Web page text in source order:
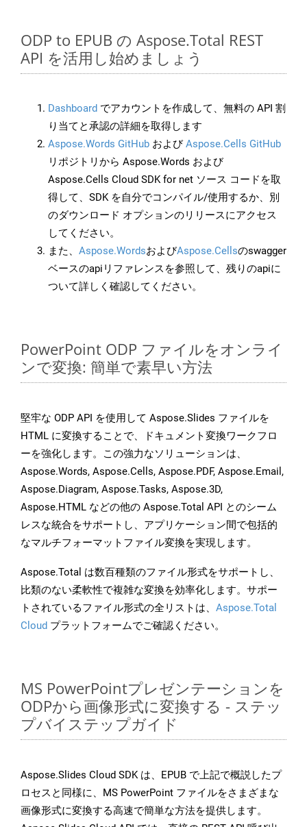
ODP to EPUB の Aspose.Total REST
API を活用し始めましょう
Dashboard でアカウントを作成して、無料の API 割
り当てと承認の詳細を取得します
Aspose.Words GitHub およびAspose.Cells GitHub
リポジトリから Aspose.Words および
Aspose.Cells Cloud SDK for net ソース コードを取
得して、SDK を自分でコンパイル/使用するか、別
のダウンロード オプションのリリースにアクセス
してください。
また、 Aspose.WordsおよびAspose.Cellsのswagger
ベースのapiリファレンスを参照して、残りのapiに
ついて詳しく確認してください。
PowerPoint ODP ファイルをオンライ
ンで変換: 簡単で素早い方法
堅牢な ODP API を使用して Aspose.Slides ファイルを
HTML に変換することで、ドキュメント変換ワークフロ
ーを強化します。この強力なソリューションは、
Aspose.Words, Aspose.Cells, Aspose.PDF, Aspose.Email,
Aspose.Diagram, Aspose.Tasks, Aspose.3D,
Aspose.HTML などの他の Aspose.Total API とのシーム
レスな統合をサポートし、アプリケーション間で包括的
なマルチフォーマットファイル変換を実現します。
Aspose.Total は数百種類のファイル形式をサポートし、
比類のない柔軟性で複雑な変換を効率化します。サポー
トされているファイル形式の全リストは、 Aspose.Total
Cloud プラットフォームでご確認ください。
MS PowerPointプレゼンテーションを
ODPから画像形式に変換する - ステッ
プバイステップガイド
Aspose.Slides Cloud SDK は、EPUB で上記で概説したプ
ロセスと同様に、MS PowerPoint ファイルをさまざまな
画像形式に変換する高速で簡単な方法を提供します。